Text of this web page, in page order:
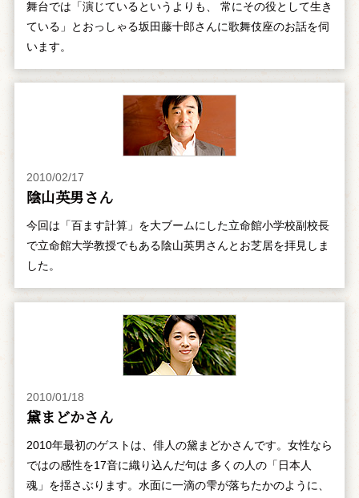
舞台では「演じているというよりも、 常にその役として生き
ている」とおっしゃる坂田藤十郎さんに歌舞伎座のお話を伺
います。
2010/02/17
陰山英男さん
今回は「百ます計算」を大ブームにした立命館小学校副校長
で立命館大学教授でもある陰山英男さんとお芝居を拝見しま
した。
2010/01/18
黛まどかさん
2010年最初のゲストは、俳人の黛まどかさんです。女性なら
ではの感性を17音に織り込んだ句は 多くの人の「日本人
魂」を揺さぶります。水面に一滴の雫が落ちたかのように、